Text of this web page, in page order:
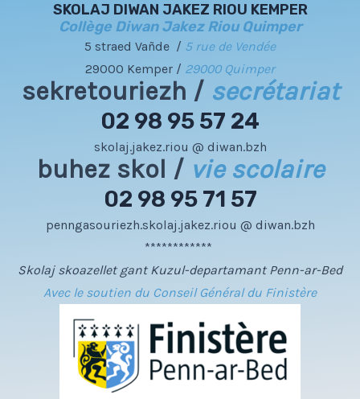
SKOLAJ DIWAN JAKEZ RIOU KEMPER
Collège Diwan Jakez Riou Quimper
5 straed Vañde / 5 rue de Vendée
29000 Kemper / 29000 Quimper
sekretouriezh / secrétariat
02 98 95 57 24
skolaj.jakez.riou @ diwan.bzh
buhez skol / vie scolaire
02 98 95 71 57
penngasouriezh.skolaj.jakez.riou @ diwan.bzh
************
Skolaj skoazellet gant Kuzul-departamant Penn-ar-Bed
Avec le soutien du Conseil Général du Finistère